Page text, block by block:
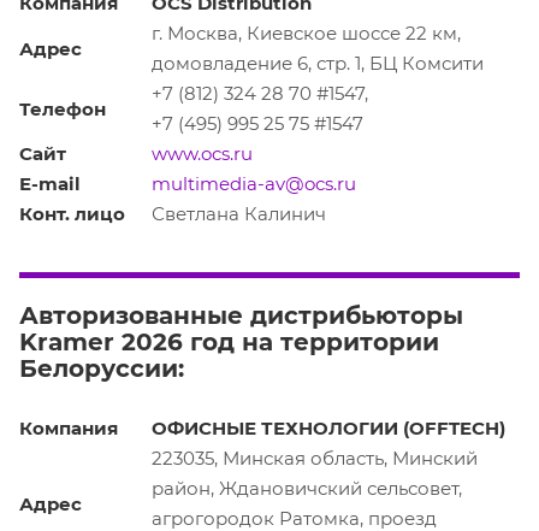
Адрес
г. Москва, Киевское шоссе 22 км,
домовладение 6, стр. 1, БЦ Комсити
Телефон
+7 (812) 324 28 70 #1547,
+7 (495) 995 25 75 #1547
Сайт
www.ocs.ru
E-mail
multimedia-av@ocs.ru
Конт. лицо
Светлана Калинич
Авторизованные дистрибьюторы
Kramer 2026 год на территории
Белоруссии:
Компания ОФИСНЫЕ ТЕХНОЛОГИИ (OFFTECH)
Адрес
223035, Минская область, Минский
район, Ждановичский сельсовет,
агрогородок Ратомка, проезд